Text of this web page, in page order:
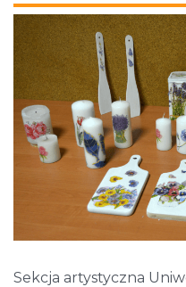
Sekcja artystyczna